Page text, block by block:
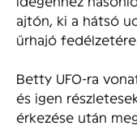
ajtón, ki a hátsó
űrhajó fedélzetére.
Betty UFO-ra
és igen
érkezése után